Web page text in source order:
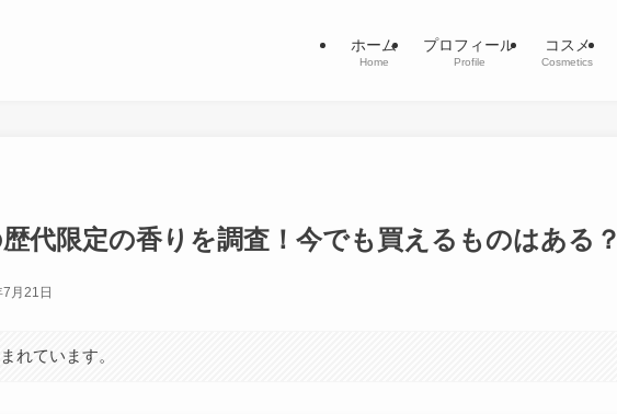
ホーム
Home
プロフィール
Profile
コスメ
Cosmetics
代限定の香りを調査！今でも買えるものはある？
月21日
れています。